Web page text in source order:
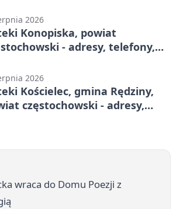
2026
Konopiska, powiat
- adresy, telefony,
2026
Kościelec, gmina Rędziny,
częstochowski - adresy,
wraca do Domu Poezji z